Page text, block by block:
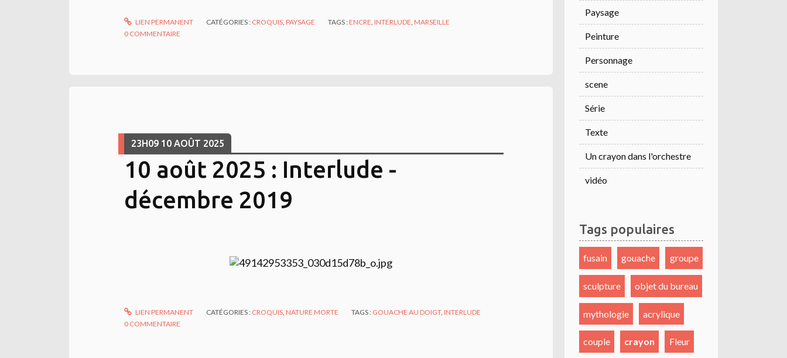
LIEN PERMANENT CATÉGORIES : CROQUIS ,PAYSAGE TAGS :ENCRE ,INTERLUDE ,MARSEILLE
0 COMMENTAIRE
23H09 10 AOÛT 2025
10 août 2025 : Interlude -
décembre 2019
LIEN PERMANENT CATÉGORIES : CROQUIS ,NATURE MORTE TAGS : GOUACHE AU DOIGT,INTERLUDE
0 COMMENTAIRE
Paysage
Peinture
Personnage
scene
Série
Texte
Un crayon dans l'orchestre
vidéo
Tags populaires
fusain gouache groupe
sculpture objet du bureau
mythologie acrylique
couple crayon Fleur